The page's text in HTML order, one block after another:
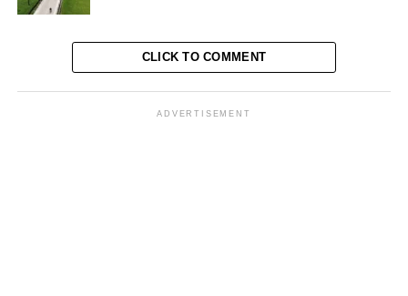
persidangan kesulitan menunjukkan bukti aliran dana,”
Presiden Prabowo Dinilai Mengedepankan Keadilan
Restoratif
CLICK TO COMMENT
ADVERTISEMENT